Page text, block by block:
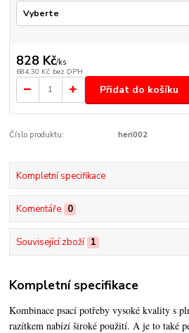
828 Kč/ks
684,30 Kč bez DPH
Přidat do košíku
Číslo produktu: heri002
Kompletní specifikace
Komentáře 0
Související zboží 1
Kompletní specifikace
Kombinace psací potřeby vysoké kvality s
razítkem nabízí široké použití. A je to také